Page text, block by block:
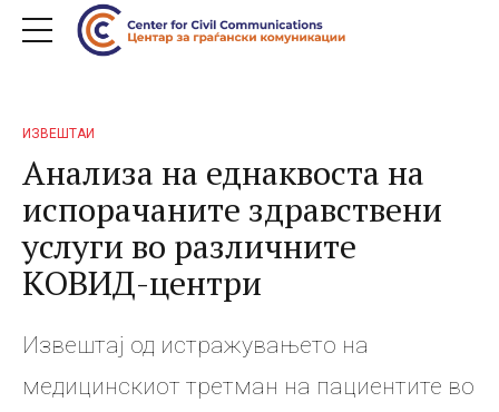
ИЗВЕШТАИ
Анализа на еднаквоста на
испорачаните здравствени
услуги во различните
КОВИД-центри
Извештај од истражувањето на
медицинскиот третман на пациентите во